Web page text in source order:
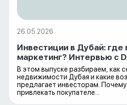
26.05.2026
Инвестиции в Дубай: где
маркетинг? Интервью с
В этом выпуске разбираем, как
недвижимости Дубая и какие
предлагает инвесторам.
привлекать покупателе...